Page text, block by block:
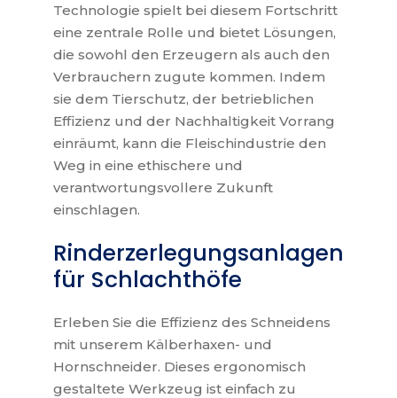
Technologie spielt bei diesem Fortschritt
eine zentrale Rolle und bietet Lösungen,
die sowohl den Erzeugern als auch den
Verbrauchern zugute kommen. Indem
sie dem Tierschutz, der betrieblichen
Effizienz und der Nachhaltigkeit Vorrang
einräumt, kann die Fleischindustrie den
Weg in eine ethischere und
verantwortungsvollere Zukunft
einschlagen.
Rinderzerlegungsanlagen
für Schlachthöfe
Erleben Sie die Effizienz des Schneidens
mit unserem Kälberhaxen- und
Hornschneider. Dieses ergonomisch
gestaltete Werkzeug ist einfach zu